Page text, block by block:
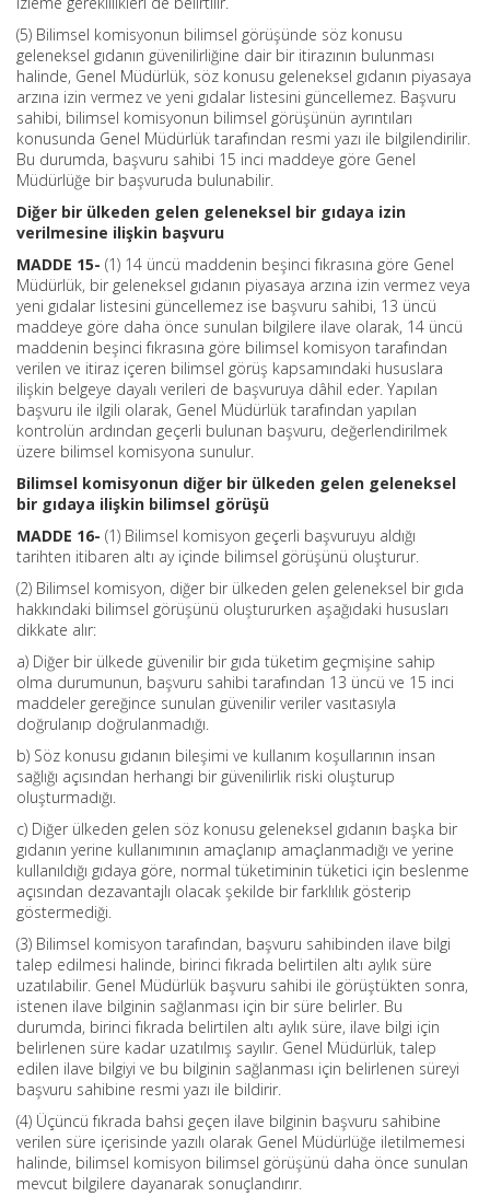
(5) Bilimsel komisyonun bilimsel görüşünde söz konusu
geleneksel gıdanın güvenilirliğine dair bir itirazının bulunması
halinde, Genel Müdürlük, söz konusu geleneksel gıdanın piyasaya
arzına izin vermez ve yeni gıdalar listesini güncellemez. Başvuru
sahibi, bilimsel komisyonun bilimsel görüşünün ayrıntıları
konusunda Genel Müdürlük tarafından resmi yazı ile bilgilendirilir.
Bu durumda, başvuru sahibi 15 inci maddeye göre Genel
Müdürlüğe bir başvuruda bulunabilir.
Diğer bir ülkeden gelen geleneksel bir gıdaya izin
verilmesine ilişkin başvuru
MADDE 15- (1) 14 üncü maddenin beşinci fıkrasına göre Genel
Müdürlük, bir geleneksel gıdanın piyasaya arzına izin vermez veya
yeni gıdalar listesini güncellemez ise başvuru sahibi, 13 üncü
maddeye göre daha önce sunulan bilgilere ilave olarak, 14 üncü
maddenin beşinci fıkrasına göre bilimsel komisyon tarafından
verilen ve itiraz içeren bilimsel görüş kapsamındaki hususlara
ilişkin belgeye dayalı verileri de başvuruya dâhil eder. Yapılan
başvuru ile ilgili olarak, Genel Müdürlük tarafından yapılan
kontrolün ardından geçerli bulunan başvuru, değerlendirilmek
üzere bilimsel komisyona sunulur.
Bilimsel komisyonun diğer bir ülkeden gelen geleneksel
bir gıdaya ilişkin bilimsel görüşü
MADDE 16- (1) Bilimsel komisyon geçerli başvuruyu aldığı
tarihten itibaren altı ay içinde bilimsel görüşünü oluşturur.
(2) Bilimsel komisyon, diğer bir ülkeden gelen geleneksel bir gıda
hakkındaki bilimsel görüşünü oluştururken aşağıdaki hususları
dikkate alır:
a) Diğer bir ülkede güvenilir bir gıda tüketim geçmişine sahip
olma durumunun, başvuru sahibi tarafından 13 üncü ve 15 inci
maddeler gereğince sunulan güvenilir veriler vasıtasıyla
doğrulanıp doğrulanmadığı.
b) Söz konusu gıdanın bileşimi ve kullanım koşullarının insan
sağlığı açısından herhangi bir güvenilirlik riski oluşturup
oluşturmadığı.
c) Diğer ülkeden gelen söz konusu geleneksel gıdanın başka bir
gıdanın yerine kullanımının amaçlanıp amaçlanmadığı ve yerine
kullanıldığı gıdaya göre, normal tüketiminin tüketici için beslenme
açısından dezavantajlı olacak şekilde bir farklılık gösterip
göstermediği.
(3) Bilimsel komisyon tarafından, başvuru sahibinden ilave bilgi
talep edilmesi halinde, birinci fıkrada belirtilen altı aylık süre
uzatılabilir. Genel Müdürlük başvuru sahibi ile görüştükten sonra,
istenen ilave bilginin sağlanması için bir süre belirler. Bu
durumda, birinci fıkrada belirtilen altı aylık süre, ilave bilgi için
belirlenen süre kadar uzatılmış sayılır. Genel Müdürlük, talep
edilen ilave bilgiyi ve bu bilginin sağlanması için belirlenen süreyi
başvuru sahibine resmi yazı ile bildirir.
(4) Üçüncü fıkrada bahsi geçen ilave bilginin başvuru sahibine
verilen süre içerisinde yazılı olarak Genel Müdürlüğe iletilmemesi
halinde, bilimsel komisyon bilimsel görüşünü daha önce sunulan
mevcut bilgilere dayanarak sonuçlandırır.